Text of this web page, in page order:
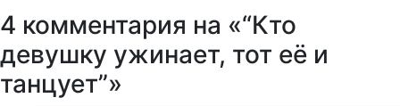
4 комментария на «“Кто
девушку ужинает, тот её и
танцует”»